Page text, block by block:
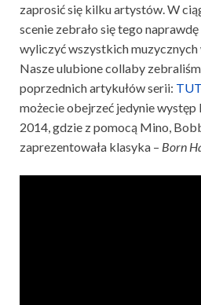
zaprosić się kilku artystów. W
scenie zebrało się tego
wyliczyć wszystkich muzycznych
Nasze ulubione collaby
poprzednich artykułów serii:
możecie obejrzeć jedynie
2014, gdzie z pomocą Mino,
zaprezentowała klasyka – Born